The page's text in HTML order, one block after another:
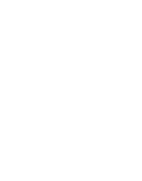
set, som
Mejeri ejes
et lille stykke